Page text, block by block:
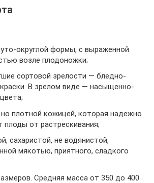
округлой формы, с выраженной
возле плодоножки;
сортовой зрелости — бледно-
В зрелом виде — насыщенно-
плотной кожицей, которая надежно
от растрескивания;
сахаристой, не водянистой,
мякотью, приятного, сладкого
Средняя масса от 350 до 400